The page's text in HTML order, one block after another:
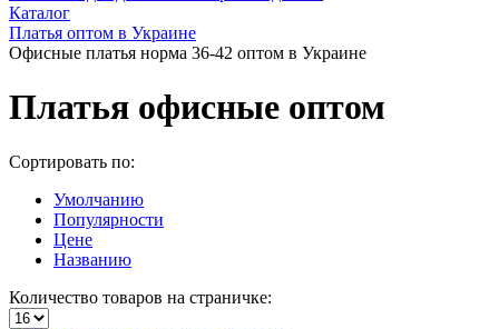
Каталог
Платья оптом в Украине
Офисные платья норма 36-42 оптом в Украине
Платья офисные оптом
Сортировать по:
Умолчанию
Популярности
Цене
Названию
Количество товаров на страничке: